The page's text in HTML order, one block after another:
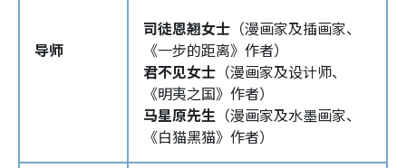
导师
司徒恩翘女士 （漫画家及插画家、
《一步的距离》作者）
君不见女士 （漫画家及设计师、
《明夷之国》作者）
马星原先生 （漫画家及水墨画家、
《白猫黑猫》作者）